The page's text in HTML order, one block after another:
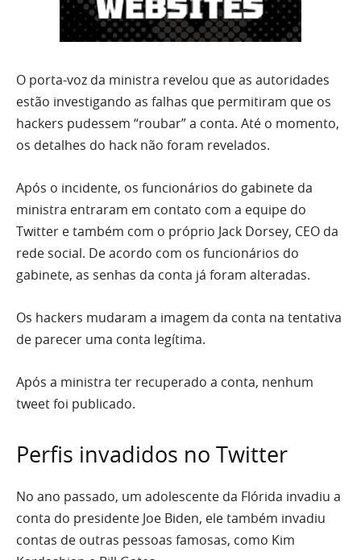
O porta-voz da ministra revelou que as autoridades
estão investigando as falhas que permitiram que os
hackers pudessem “roubar” a conta. Até o momento,
os detalhes do hack não foram revelados.
Após o incidente, os funcionários do gabinete da
ministra entraram em contato com a equipe do
Twitter e também com o próprio Jack Dorsey, CEO da
rede social. De acordo com os funcionários do
gabinete, as senhas da conta já foram alteradas.
Os hackers mudaram a imagem da conta na tentativa
de parecer uma conta legítima.
Após a ministra ter recuperado a conta, nenhum
tweet foi publicado.
Perfis invadidos no Twitter
No ano passado, um adolescente da Flórida invadiu a
conta do presidente Joe Biden, ele também invadiu
contas de outras pessoas famosas, como Kim